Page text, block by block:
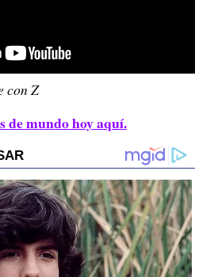
con Z
de mundo hoy aquí.